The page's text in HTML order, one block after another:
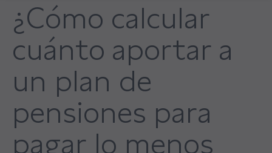
¿Cómo calcular
cuánto aportar a
un plan de
pensiones para
pagar lo menos